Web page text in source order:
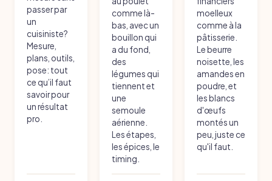
passer par
un
cuisiniste?
Mesure,
plans, outils,
pose: tout
ce qu’il faut
savoir pour
un résultat
pro.
comme là-
bas, avec un
bouillon qui
a du fond,
des
légumes qui
tiennent et
une
semoule
aérienne.
Les étapes,
les épices, le
timing.
moelleux
comme à la
pâtisserie.
Le beurre
noisette, les
amandes en
poudre, et
les blancs
d'œufs
montés un
peu, juste ce
qu'il faut.